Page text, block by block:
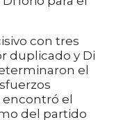
con tres
duplicado y Di
el
el
del partido